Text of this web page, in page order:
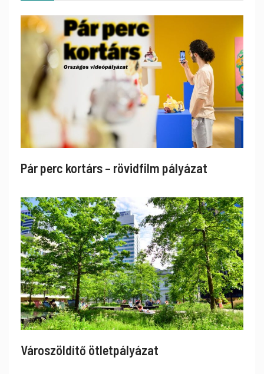
Pár perc kortárs – rövidfilm pályázat
Városzöldítő ötletpályázat